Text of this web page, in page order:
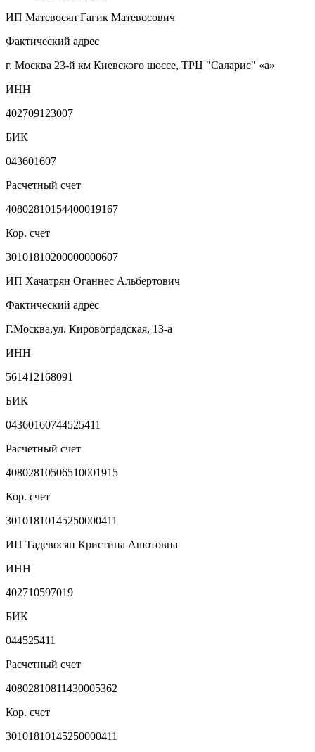
ИП Матевосян Гагик Матевосович
Фактический адрес
г. Москва 23-й км Киевского шоссе, ТРЦ "Саларис" «а»
ИНН
402709123007
БИК
043601607
Расчетный счет
40802810154400019167
Кор. счет
30101810200000000607
ИП Хачатрян Оганнес Альбертович
Фактический адрес
Г.Москва,ул. Кировоградская, 13-а
ИНН
561412168091
БИК
04360160744525411
Расчетный счет
40802810506510001915
Кор. счет
30101810145250000411
ИП Тадевосян Кристина Ашотовна
ИНН
402710597019
БИК
044525411
Расчетный счет
40802810811430005362
Кор. счет
30101810145250000411